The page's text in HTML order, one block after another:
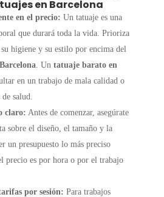
en Barcelona
en el precio: Un tatuaje es una
que durará toda la vida. Prioriza
higiene y su estilo por encima del
. Un tatuaje barato en
en un trabajo de mala calidad o
salud.
claro: Antes de comenzar, asegúrate
sobre el diseño, el tamaño y la
un presupuesto lo más preciso
precio es por hora o por el trabajo
por sesión: Para trabajos